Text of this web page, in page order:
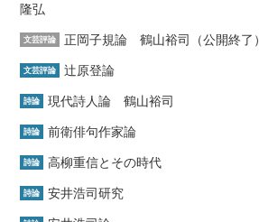
隆弘
文芸評論 正岡子規論 鶴山裕司（公開終了）
文芸評論 辻原登論
詩論 現代詩人論 鶴山裕司
詩論 前衛俳句作家論
詩論 高柳重信とその時代
詩論 安井浩司研究